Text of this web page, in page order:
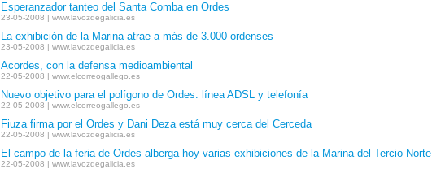
Esperanzador tanteo del Santa Comba en Ordes
23-05-2008 | www.lavozdegalicia.es
La exhibición de la Marina atrae a más de 3.000 ordenses
23-05-2008 | www.lavozdegalicia.es
Acordes, con la defensa medioambiental
22-05-2008 | www.elcorreogallego.es
Nuevo objetivo para el polígono de Ordes: línea ADSL y telefonía
22-05-2008 | www.elcorreogallego.es
Fiuza firma por el Ordes y Dani Deza está muy cerca del Cerceda
22-05-2008 | www.lavozdegalicia.es
El campo de la feria de Ordes alberga hoy varias exhibiciones de la Marina del Tercio Norte
22-05-2008 | www.lavozdegalicia.es